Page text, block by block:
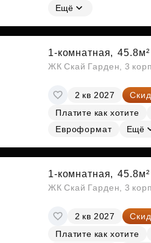
Ещё
1-комнатная, 45.8м²
ЖК Скай Гарден, 3
2 кв 2027
Платите как хотите
Евроформат
Ещё
1-комнатная, 45.8м²
ЖК Скай Гарден, 3
2 кв 2027
Платите как хотите